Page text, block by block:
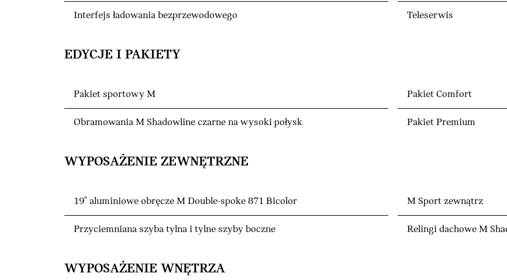
Interfejs ładowania bezprzewodowego Teleserwis
EDYCJE I PAKIETY
Pakiet sportowy M
Obramowania M Shadowline czarne na wysoki połysk
Pakiet Comfort
Pakiet Premium
WYPOSAŻENIE ZEWNĘTRZNE
19" aluminiowe obręcze M Double-spoke 871 Bicolor
Przyciemniana szyba tylna i tylne szyby boczne
M Sport zewnątrz
Relingi dachowe M
WYPOSAŻENIE WNĘTRZA